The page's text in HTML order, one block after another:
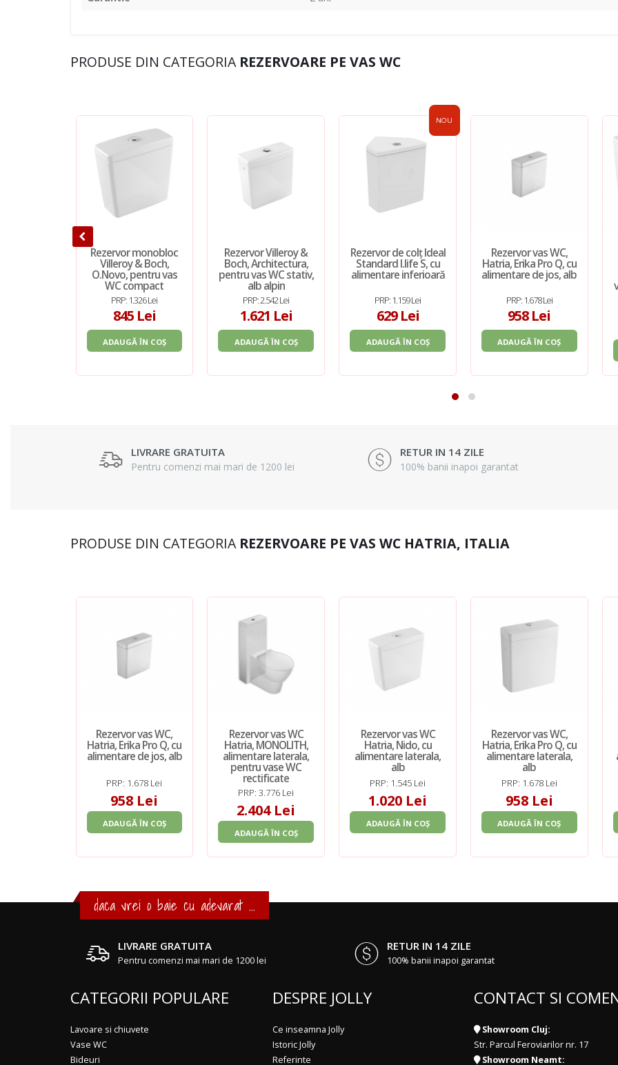
PRODUSE DIN CATEGORIA REZERVOARE PE VAS WC
Rezervor monobloc
Villeroy & Boch,
O.Novo, pentru vas
WC compact
PRP: 1.326 Lei
845 Lei
ADAUGĂ ÎN COȘ
Rezervor Villeroy &
Boch, Architectura,
pentru vas WC stativ,
alb alpin
PRP: 2.542 Lei
1.621 Lei
ADAUGĂ ÎN COȘ
NOU
Rezervor de colț Ideal
Standard I.life S, cu
alimentare inferioară
PRP: 1.159 Lei
629 Lei
ADAUGĂ ÎN COȘ
Rezervor vas WC,
Hatria, Erika Pro Q, cu
alimentare de jos, alb
PRP: 1.678 Lei
958 Lei
ADAUGĂ ÎN COȘ
LIVRARE GRATUITA
Pentru comenzi mai mari de 1200 lei
RETUR IN 14 ZILE
100% banii inapoi garantat
PRODUSE DIN CATEGORIA REZERVOARE PE VAS WC HATRIA, ITALIA
Rezervor vas WC,
Hatria, Erika Pro Q, cu
alimentare de jos, alb
PRP: 1.678 Lei
958 Lei
ADAUGĂ ÎN COȘ
Rezervor vas WC
Hatria, MONOLITH,
alimentare laterala,
pentru vase WC
rectificate
PRP: 3.776 Lei
2.404 Lei
ADAUGĂ ÎN COȘ
Rezervor vas WC
Hatria, Nido, cu
alimentare laterala,
alb
PRP: 1.545 Lei
1.020 Lei
ADAUGĂ ÎN COȘ
Rezervor vas WC,
Hatria, Erika Pro Q, cu
alimentare laterala,
alb
PRP: 1.678 Lei
958 Lei
ADAUGĂ ÎN COȘ
daca vrei o baie cu adevarat ...
LIVRARE GRATUITA
Pentru comenzi mai mari de 1200 lei
RETUR IN 14 ZILE
100% banii inapoi garantat
CATEGORII POPULARE
Lavoare si chiuvete
Vase WC
Bideuri
DESPRE JOLLY
Ce inseamna Jolly
Istoric Jolly
Referinte
CONTACT SI
Showroom Cluj:
Str. Parcul Feroviarilor nr. 17
Showroom Neamt: